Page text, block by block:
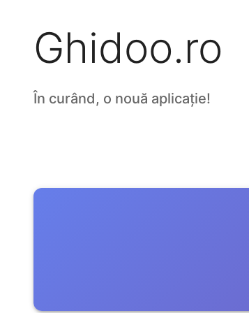
Ghidoo.ro
În curând, o nouă aplicație!